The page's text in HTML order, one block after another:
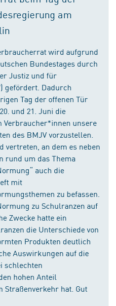
am
wird aufgrund
Bundestages durch
Justiz und für
gefördert. Dadurch
Tag der offenen Tür
und 21. Juni die
Verbraucher*innen unsere
des BMJV vorzustellen.
vertreten, an dem es neben
rund um das Thema
auch die
mit
zu befassen.
zu Schulranzen auf
Zwecke hatte ein
die Unterschiede von
Produkten deutlich
Auswirkungen auf die
schlechten
hohen Anteil
hat. Gut